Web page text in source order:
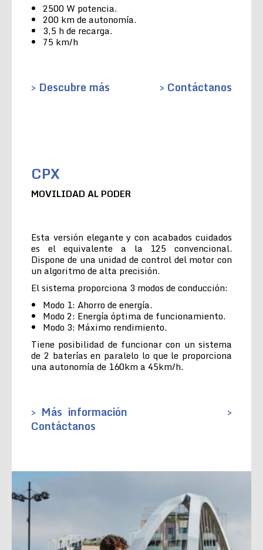
2500 W potencia.
200 km de autonomía.
3,5 h de recarga.
75 km/h
> Descubre más > Contáctanos
CPX
MOVILIDAD AL PODER
Esta versión elegante y con acabados cuidados
es el equivalente a la 125 convencional.
Dispone de una unidad de control del motor con
un algoritmo de alta precisión.
El sistema proporciona 3 modos de conducción:
Modo 1: Ahorro de energía.
Modo 2: Energía óptima de funcionamiento.
Modo 3: Máximo rendimiento.
Tiene posibilidad de funcionar con un sistema
de 2 baterías en paralelo lo que le proporciona
una autonomía de 160km a 45km/h.
> Más información
>
Contáctanos